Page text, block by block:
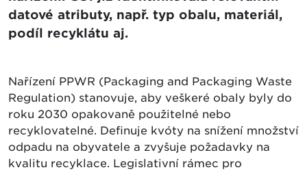
datové atributy, např. typ obalu, materiál,
podíl recyklátu aj.
Nařízení PPWR (Packaging and Packaging Waste
Regulation) stanovuje, aby veškeré obaly byly do
roku 2030 opakovaně použitelné nebo
recyklovatelné. Definuje kvóty na snížení množství
odpadu na obyvatele a zvyšuje požadavky na
kvalitu recyklace. Legislativní rámec pro